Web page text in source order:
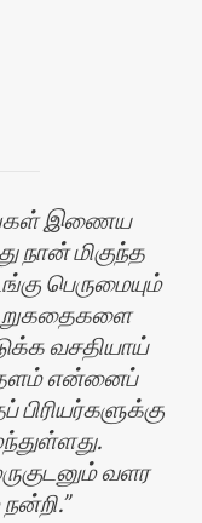
இணைய
நான் மிகுந்த
பெருமையும்
வசதியாய்
தளம் என்னைப்
வளர